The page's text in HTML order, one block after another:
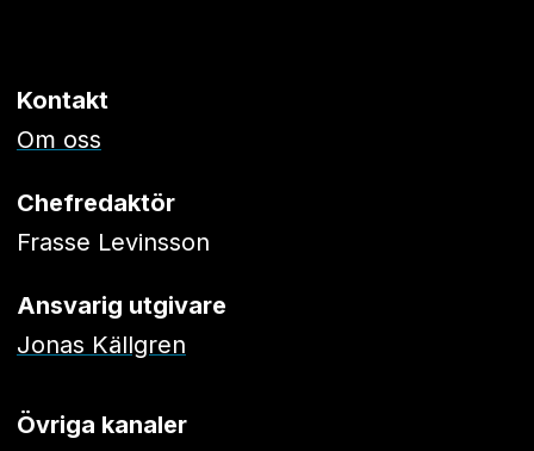
Kontakt
Om oss
Chefredaktör
Frasse Levinsson
Ansvarig utgivare
Jonas Källgren
Övriga kanaler